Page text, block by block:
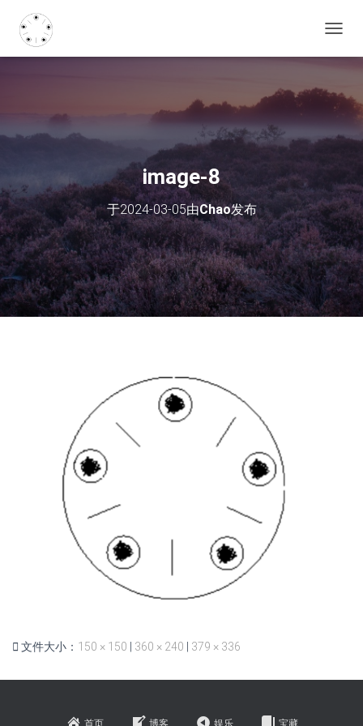
换
image-8
于2024-03-05由Chao发布
文件大小： 150 × 150 360 × 240 379 × 336
首页 博客 娱乐 宝藏